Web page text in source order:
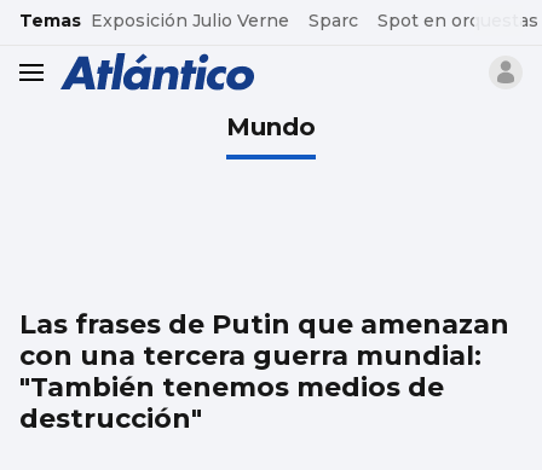
common.go-to-content
Temas Exposición Julio Verne Sparc Spot en orquestas
header.menu.open
Mundo
Las frases de Putin que amenazan
con una tercera guerra mundial:
"También tenemos medios de
destrucción"